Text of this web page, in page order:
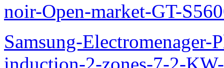
noir-Open-market-GT-
Samsung-Electromenager-